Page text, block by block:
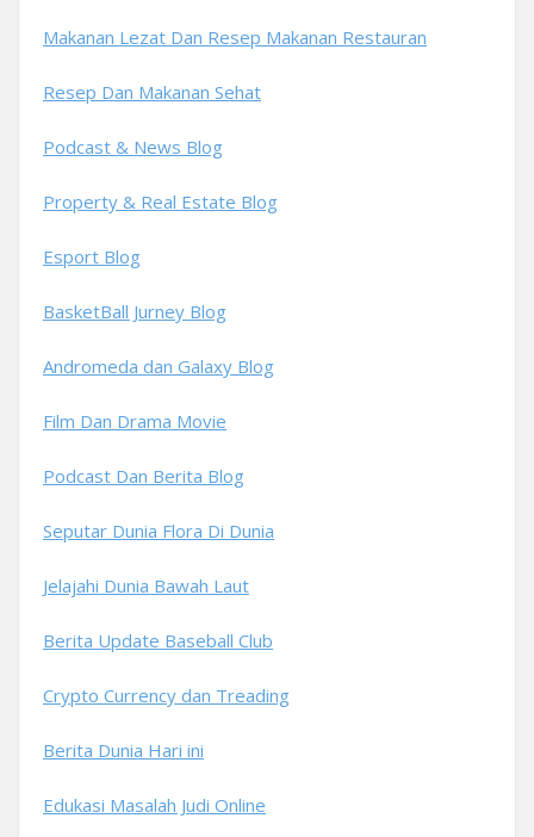
Makanan Lezat Dan Resep Makanan Restauran
Resep Dan Makanan Sehat
Podcast & News Blog
Property & Real Estate Blog
Esport Blog
BasketBall Jurney Blog
Andromeda dan Galaxy Blog
Film Dan Drama Movie
Podcast Dan Berita Blog
Seputar Dunia Flora Di Dunia
Jelajahi Dunia Bawah Laut
Berita Update Baseball Club
Crypto Currency dan Treading
Berita Dunia Hari ini
Edukasi Masalah Judi Online